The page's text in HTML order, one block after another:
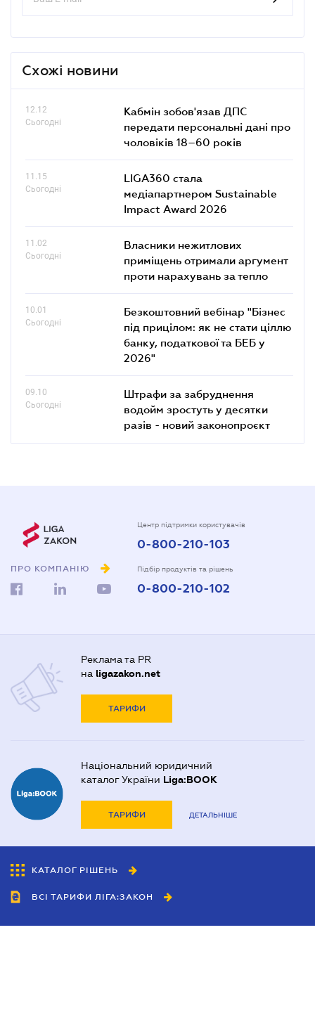
Схожі новини
12.12
Сьогодні
Кабмін зобов'язав ДПС
передати персональні дані про
чоловіків 18–60 років
11.15
Сьогодні
LIGA360 стала
медіапартнером Sustainable
Impact Award 2026
11.02
Сьогодні
Власники нежитлових
приміщень отримали аргумент
проти нарахувань за тепло
10.01
Сьогодні
Безкоштовний вебінар "Бізнес
під прицілом: як не стати ціллю
банку, податкової та БЕБ у
2026"
09.10
Сьогодні
Штрафи за забруднення
водойм зростуть у десятки
разів - новий законопроєкт
ПРО КОМПАНІЮ
Центр підтримки користувачів
0-800-210-103
Підбір продуктів та рішень
0-800-210-102
Реклама та PR
на ligazakon.net
ТАРИФИ
Національний юридичний
каталог України Liga:BOOK
ТАРИФИ ДЕТАЛЬНІШЕ
КАТАЛОГ РІШЕНЬ
ВСІ ТАРИФИ ЛІГА:ЗАКОН